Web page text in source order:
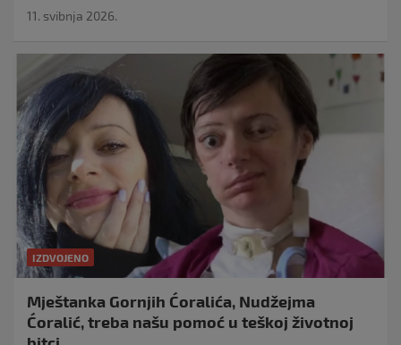
11. svibnja 2026.
IZDVOJENO
Mještanka Gornjih Ćoralića, Nudžejma
Ćoralić, treba našu pomoć u teškoj životnoj